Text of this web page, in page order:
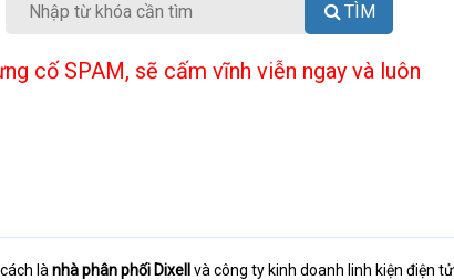
TÌM
cố SPAM, sẽ cấm vĩnh viễn ngay và luôn
là nhà phân phối Dixell và công ty kinh doanh linh kiện điện